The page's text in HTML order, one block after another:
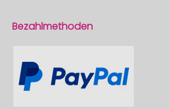
Bezahlmethoden